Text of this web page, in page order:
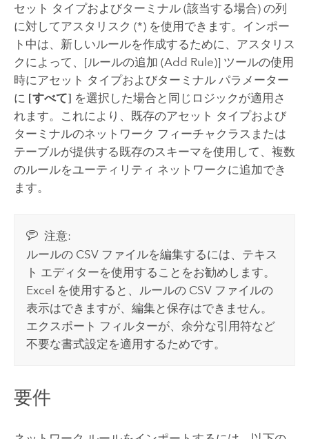
セット タイプおよびターミナル (該当する場合) の列
に対してアスタリスク (*) を使用できます。インポー
ト中は、新しいルールを作成するために、アスタリス
クによって、 [ルールの追加 (Add Rule)] ツールの使用
時にアセット タイプおよびターミナル パラメーター
に [すべて] を選択した場合と同じロジックが適用さ
れます。これにより、既存のアセット タイプおよび
ターミナルのネットワーク フィーチャクラスまたは
テーブルが提供する既存のスキーマを使用して、複数
のルールをユーティリティ ネットワークに追加でき
ます。
注意:
ルールの CSV ファイルを編集するには、テキス
ト エディターを使用することをお勧めします。
Excel を使用すると、ルールの CSV ファイルの
表示はできますが、編集と保存はできません。
エクスポート フィルターが、余分な引用符など
不要な書式設定を適用するためです。
要件